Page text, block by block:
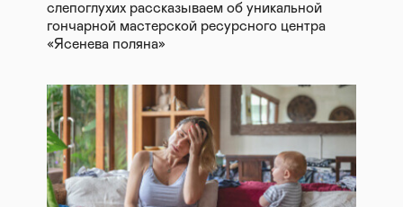
слепоглухих рассказываем об уникальной
гончарной мастерской ресурсного центра
«Ясенева поляна»